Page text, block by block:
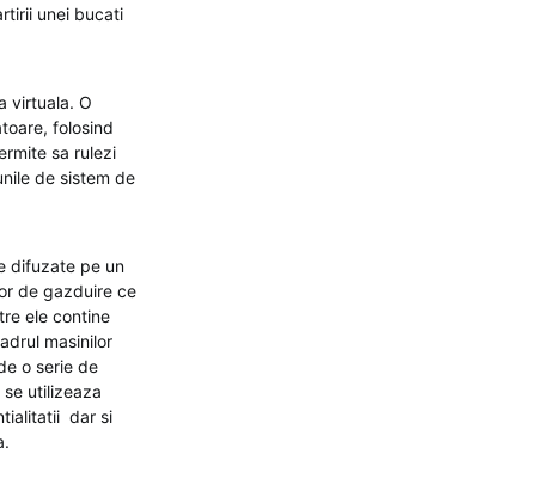
unei bucati
virtuala. O
folosind
sa rulezi
de sistem de
difuzate pe un
de gazduire ce
ele contine
masinilor
o serie de
utilizeaza
dar si